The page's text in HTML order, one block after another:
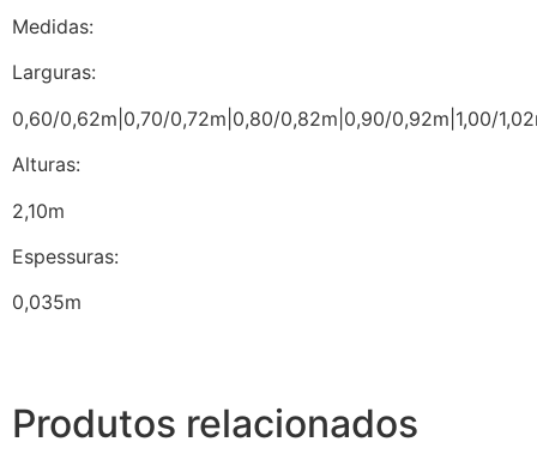
Medidas:
Larguras:
0,60/0,62m|0,70/0,72m|0,80/0,82m|0,90/0,92m|1,00/
Alturas:
2,10m
Espessuras:
0,035m
Produtos relacionados